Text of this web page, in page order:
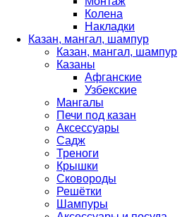
Колена
Накладки
Казан, мангал, шампур
Казан, мангал, шампур
Казаны
Афганские
Узбекские
Мангалы
Печи под казан
Аксессуары
Садж
Треноги
Крышки
Сковороды
Решётки
Шампуры